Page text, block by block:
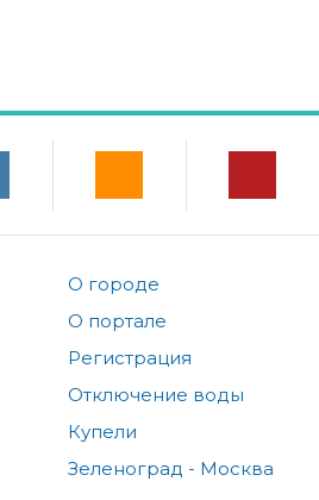
О городе
О портале
Регистрация
Отключение воды
Купели
Зеленоград - Москва